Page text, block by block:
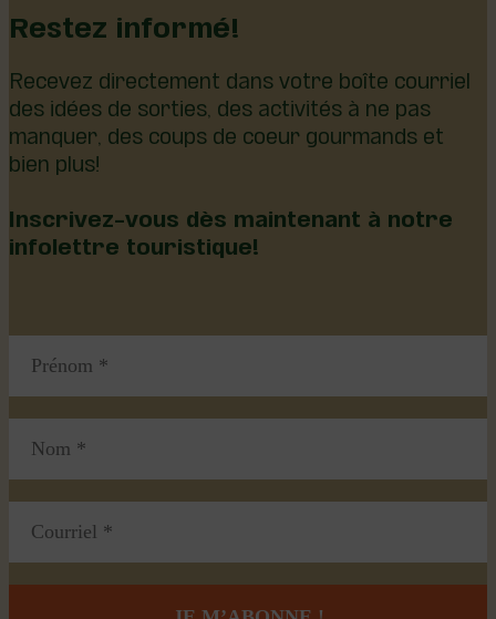
Restez informé!
Recevez directement dans votre boîte courriel
des idées de sorties, des activités à ne pas
manquer, des coups de coeur gourmands et
bien plus!
Inscrivez-vous dès maintenant à notre
infolettre touristique!